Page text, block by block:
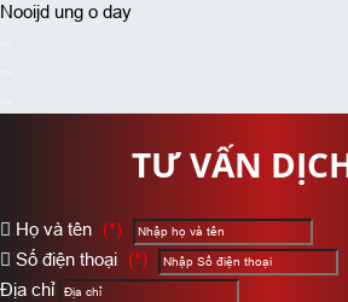
Nooijd ung o day
TƯ VẤN
Họ và tên (*)
Số điện thoại (*)
Địa chỉ